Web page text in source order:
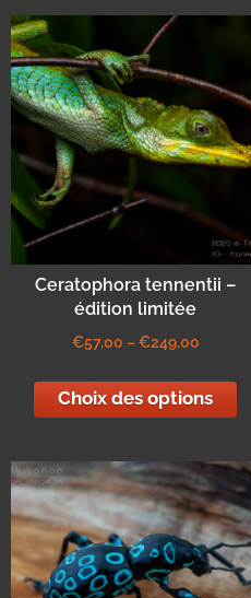
Ceratophora tennentii –
édition limitée
€57,00 –€249,00
Choix des options